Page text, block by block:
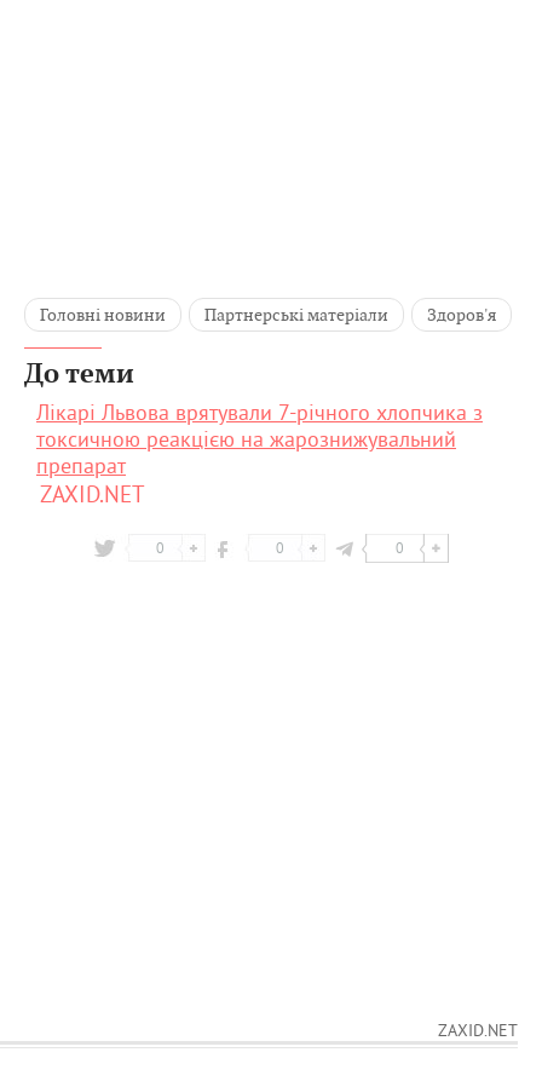
Головні новини Партнерські матеріали Здоров'я
До теми
Лікарі Львова врятували 7-річного хлопчика з
токсичною реакцією на жарознижувальний
препарат
ZAXID.NET
0 0 0
ZAXID.NET